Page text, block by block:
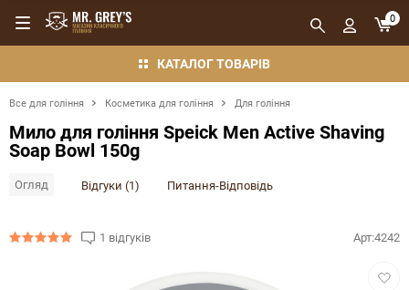
КАТАЛОГ ТОВАРІВ
0
Все для гоління Косметика для гоління Для гоління
Мило для гоління Speick Men Active Shaving
Soap Bowl 150g
Огляд Відгуки (1) Питання-Відповідь
Арт:4242
1 відгуків